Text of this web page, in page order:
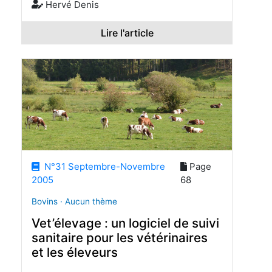
Hervé Denis
Lire l'article
N°31 Septembre-Novembre
2005
Page
68
Bovins · Aucun thème
Vet’élevage : un logiciel de suivi
sanitaire pour les vétérinaires
et les éleveurs